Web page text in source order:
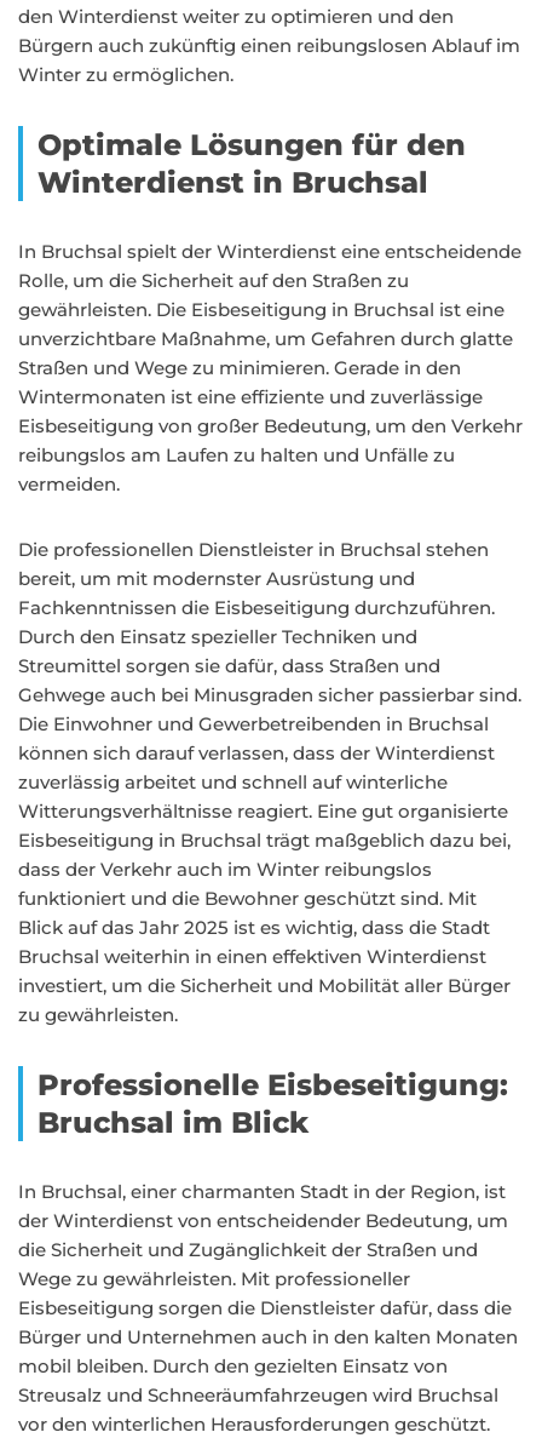
den Winterdienst weiter zu optimieren und den
Bürgern auch zukünftig einen reibungslosen Ablauf im
Winter zu ermöglichen.
Optimale Lösungen für den
Winterdienst in Bruchsal
In Bruchsal spielt der Winterdienst eine entscheidende
Rolle, um die Sicherheit auf den Straßen zu
gewährleisten. Die Eisbeseitigung in Bruchsal ist eine
unverzichtbare Maßnahme, um Gefahren durch glatte
Straßen und Wege zu minimieren. Gerade in den
Wintermonaten ist eine effiziente und zuverlässige
Eisbeseitigung von großer Bedeutung, um den Verkehr
reibungslos am Laufen zu halten und Unfälle zu
vermeiden.
Die professionellen Dienstleister in Bruchsal stehen
bereit, um mit modernster Ausrüstung und
Fachkenntnissen die Eisbeseitigung durchzuführen.
Durch den Einsatz spezieller Techniken und
Streumittel sorgen sie dafür, dass Straßen und
Gehwege auch bei Minusgraden sicher passierbar sind.
Die Einwohner und Gewerbetreibenden in Bruchsal
können sich darauf verlassen, dass der Winterdienst
zuverlässig arbeitet und schnell auf winterliche
Witterungsverhältnisse reagiert. Eine gut organisierte
Eisbeseitigung in Bruchsal trägt maßgeblich dazu bei,
dass der Verkehr auch im Winter reibungslos
funktioniert und die Bewohner geschützt sind. Mit
Blick auf das Jahr 2025 ist es wichtig, dass die Stadt
Bruchsal weiterhin in einen effektiven Winterdienst
investiert, um die Sicherheit und Mobilität aller Bürger
zu gewährleisten.
Professionelle Eisbeseitigung:
Bruchsal im Blick
In Bruchsal, einer charmanten Stadt in der Region, ist
der Winterdienst von entscheidender Bedeutung, um
die Sicherheit und Zugänglichkeit der Straßen und
Wege zu gewährleisten. Mit professioneller
Eisbeseitigung sorgen die Dienstleister dafür, dass die
Bürger und Unternehmen auch in den kalten Monaten
mobil bleiben. Durch den gezielten Einsatz von
Streusalz und Schneeräumfahrzeugen wird Bruchsal
vor den winterlichen Herausforderungen geschützt.